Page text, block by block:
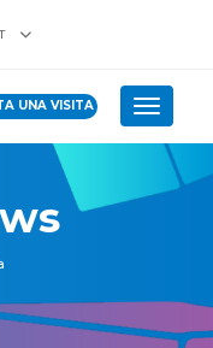
UNA VISITA Toggle